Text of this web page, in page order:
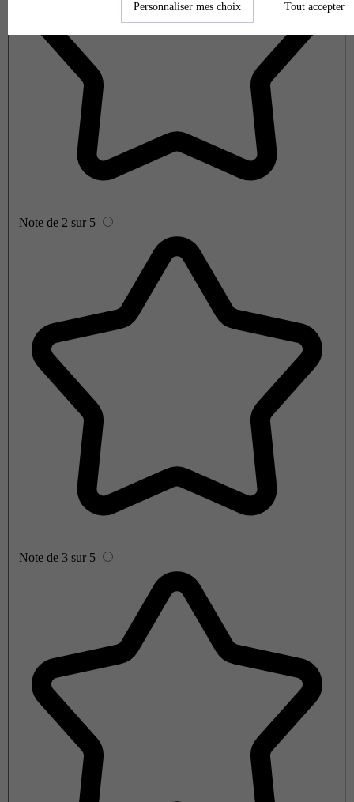
Note de 2 sur 5
Note de 3 sur 5
Personnaliser mes choix Tout accepter